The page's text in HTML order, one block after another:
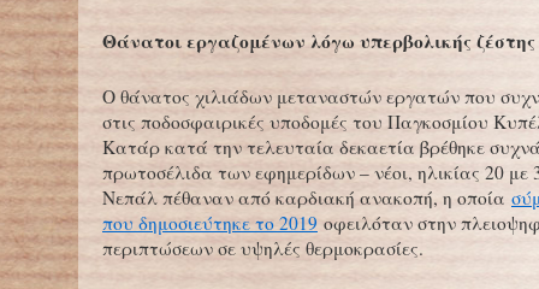
Θάνατοι εργαζομένων λόγω υπερβολικής ζέστης
Ο θάνατος χιλιάδων μεταναστών εργατών που
στις ποδοσφαιρικές υποδομές του Παγκοσμίου
Κατάρ κατά την τελευταία δεκαετία βρέθηκε
πρωτοσέλιδα των εφημερίδων – νέοι, ηλικίας 20
Νεπάλ πέθαναν από καρδιακή ανακοπή, η οποία
που δημοσιεύτηκε το 2019 οφειλόταν στην
περιπτώσεων σε υψηλές θερμοκρασίες.